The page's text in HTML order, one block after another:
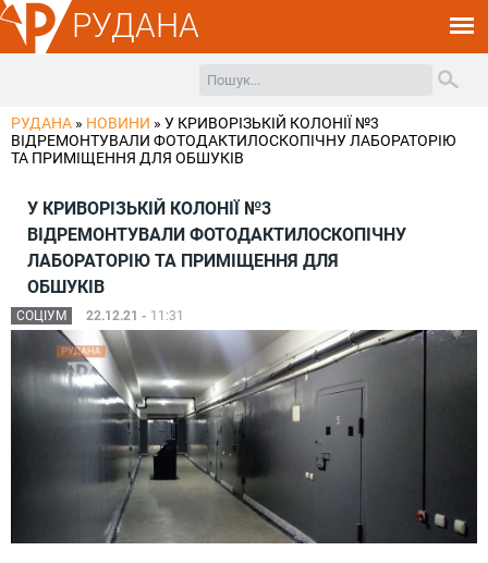
РУДАНА
РУДАНА » НОВИНИ » У КРИВОРІЗЬКІЙ КОЛОНІЇ №3
ВІДРЕМОНТУВАЛИ ФОТОДАКТИЛОСКОПІЧНУ ЛАБОРАТОРІЮ
ТА ПРИМІЩЕННЯ ДЛЯ ОБШУКІВ
У КРИВОРІЗЬКІЙ КОЛОНІЇ №3
ВІДРЕМОНТУВАЛИ ФОТОДАКТИЛОСКОПІЧНУ
ЛАБОРАТОРІЮ ТА ПРИМІЩЕННЯ ДЛЯ
ОБШУКІВ
СОЦІУМ 22.12.21 - 11:31